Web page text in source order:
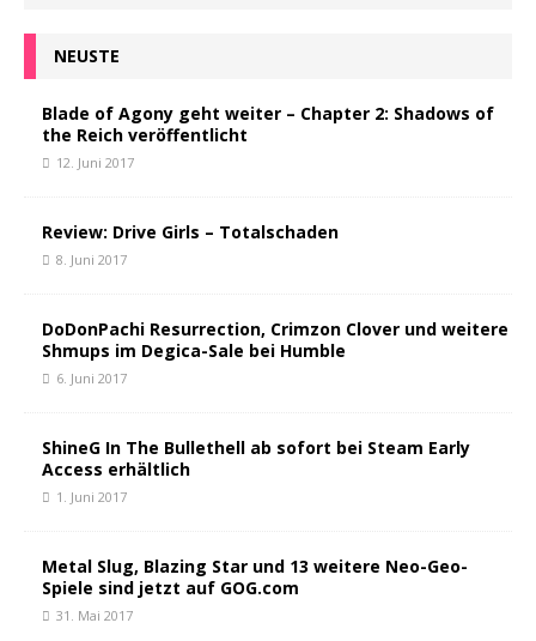
NEUSTE
Blade of Agony geht weiter – Chapter 2: Shadows of
the Reich veröffentlicht
12. Juni 2017
Review: Drive Girls – Totalschaden
8. Juni 2017
DoDonPachi Resurrection, Crimzon Clover und weitere
Shmups im Degica-Sale bei Humble
6. Juni 2017
ShineG In The Bullethell ab sofort bei Steam Early
Access erhältlich
1. Juni 2017
Metal Slug, Blazing Star und 13 weitere Neo-Geo-
Spiele sind jetzt auf GOG.com
31. Mai 2017